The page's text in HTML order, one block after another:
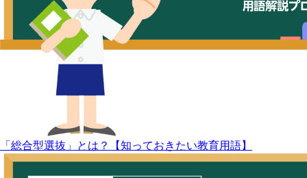
「総合型選抜」とは？【知っておきたい教育用語】